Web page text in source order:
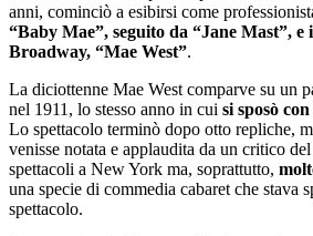
anni, cominciò a esibirsi come
“Baby Mae”, seguito da “Jane Mast”,
Broadway, “Mae West”.
La diciottenne Mae West comparve su un
nel 1911, lo stesso anno in cui si sposò
Lo spettacolo terminò dopo otto repliche,
venisse notata e applaudita da un critico del
spettacoli a New York ma, soprattutto,
una specie di commedia cabaret che stava
spettacolo.